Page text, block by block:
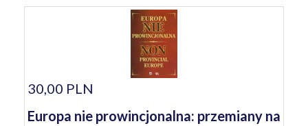
30,00 PLN
Europa nie prowincjonalna: przemiany na